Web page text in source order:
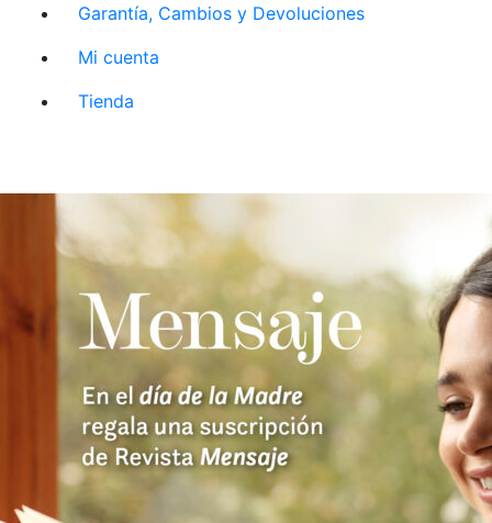
Garantía, Cambios y Devoluciones
Mi cuenta
Tienda